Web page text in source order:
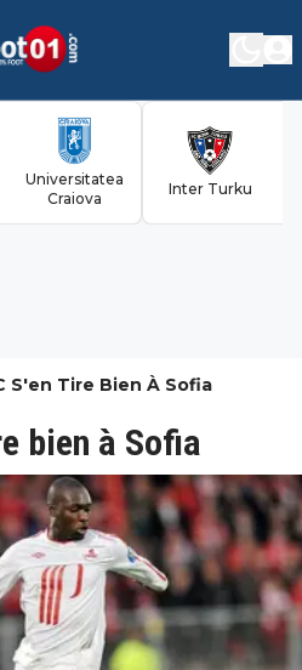
Universitatea
Craiova
Inter Turku
S'en Tire Bien À Sofia
bien à Sofia